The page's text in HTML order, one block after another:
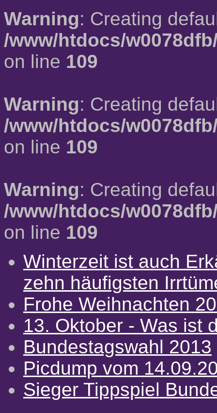
Warning: Creating
/www/htdocs/
on line 109
Warning: Creating
/www/htdocs/
on line 109
Warning: Creating
/www/htdocs/
on line 109
Winterzeit ist auch
zehn häufigsten
Frohe Weihnachten
13. Oktober - Was ist
Bundestagswahl 2013
Picdump vom
Sieger Tippspiel